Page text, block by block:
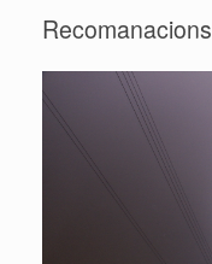
Recomanacions